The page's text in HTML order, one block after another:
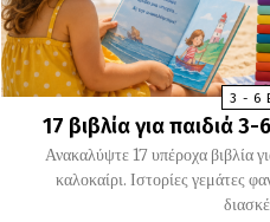
3 - 6
17 βιβλία για παιδιά
Ανακαλύψτε 17 υπέροχα βιβλία
καλοκαίρι. Ιστορίες γεμάτες